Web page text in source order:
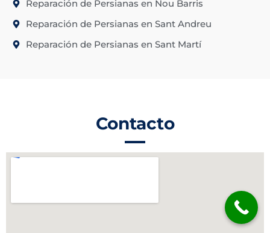
Reparación de Persianas en Nou Barris
Reparación de Persianas en Sant Andreu
Reparación de Persianas en Sant Martí
Contacto